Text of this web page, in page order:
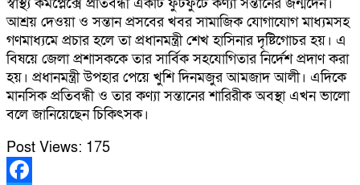
আশ্রয় দেওয়া ও সন্তান প্রসবের খবর সামাজিক যোগাযোগ মাধ্যমসহ
গণমাধ্যমে প্রচার হলে তা প্রধানমন্ত্রী শেখ হাসিনার দৃষ্টিগোচর হয়। এ
বিষয়ে জেলা প্রশাসককে তার সার্বিক সহযোগিতার নির্দেশ প্রদাণ করা
হয়। প্রধানমন্ত্রী উপহার পেয়ে খুশি দিনমজুর আমজাদ আলী। এদিকে
মানসিক প্রতিবন্ধী ও তার কণ্যা সন্তানের শারিরীক অবস্থা এখন ভালো
বলে জানিয়েছেন চিকিৎসক।
Post Views: 175